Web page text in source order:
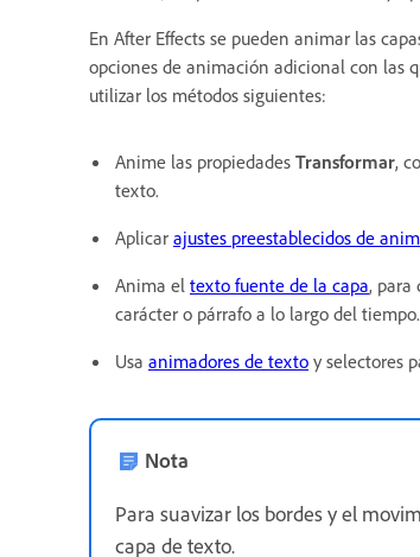
En After Effects se pueden animar las
opciones de animación adicional con las
utilizar los métodos siguientes:
Anime las propiedades Transformar,
texto.
Aplicar ajustes preestablecidos de
Anima el texto fuente de la capa, para
carácter o párrafo a lo largo del tiempo.
Usa animadores de texto y selectores
Nota
Para suavizar los bordes y el
capa de texto.